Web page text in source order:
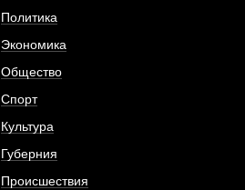
Политика
Экономика
Общество
Спорт
Культура
Губерния
Происшествия